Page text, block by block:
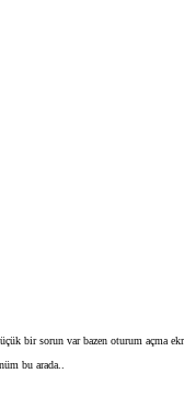
sorun var bazen oturum açma
bu arada..